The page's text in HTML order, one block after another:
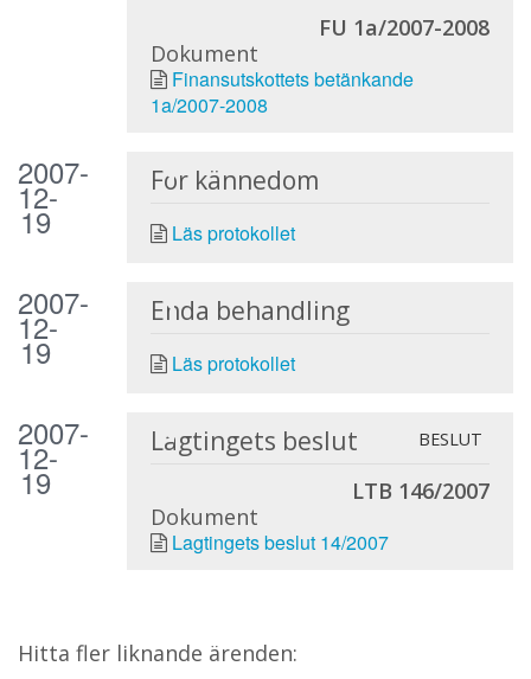
FU 1a/2007-2008
Dokument
Finansutskottets betänkande
1a/2007-2008
2007-
12-
19
För kännedom
Läs protokollet
2007-
12-
19
Enda behandling
Läs protokollet
2007-
12-
19
Lagtingets beslut BESLUT
LTB 146/2007
Dokument
Lagtingets beslut 14/2007
Hitta fler liknande ärenden: